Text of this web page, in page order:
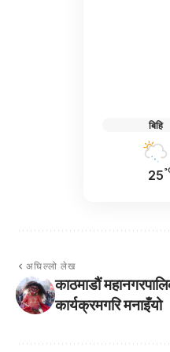
बिहि
25
अघिल्लो लेख
काठमाडौं
कार्यक्रमगरि मनाइँयो